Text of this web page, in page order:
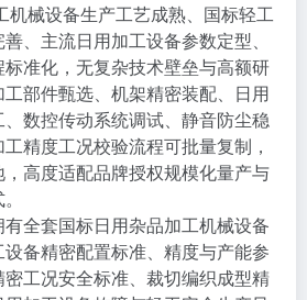
机械设备生产工艺成熟、国标轻工
、主流日用加工设备参数定型、
准化，无复杂技术壁垒与高额研
部件甄选、机架精密装配、日用
数控传动系统调试、静音防尘稳
精度工况校验流程可批量复制，
高度适配品牌授权规模化量产与
有全套国标日用杂品加工机械设备
备精密配置标准、精度与产能参
工况安全标准、裁切编织成型精